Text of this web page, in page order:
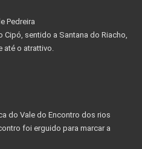
Pedreira
sentido a Santana do Riacho,
até o atrattivo.
do Vale do Encontro dos rios
foi erguido para marcar a